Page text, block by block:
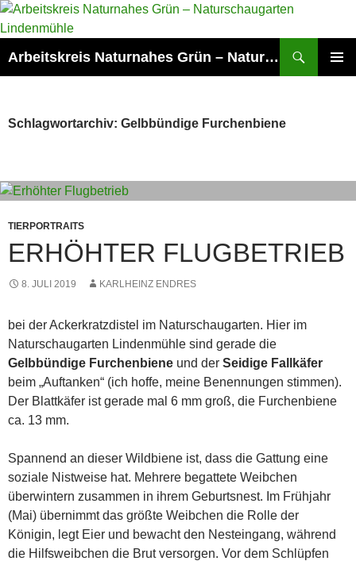
Zum
Inhalt
Arbeitskreis Naturnahes Grün – Naturschaugarten Lindenmühle
Schlagwortarchiv: Gelbbündige Furchenbiene
TIERPORTRAITS
ERHÖHTER FLUGBETRIEB
8. JULI 2019 KARLHEINZ ENDRES
bei der Ackerkratzdistel im Naturschaugarten. Hier im
Naturschaugarten Lindenmühle sind gerade die
Gelbbündige Furchenbiene und der Seidige Fallkäfer
beim „Auftanken“ (ich hoffe, meine Benennungen stimmen).
Der Blattkäfer ist gerade mal 6 mm groß, die Furchenbiene
ca. 13 mm.
Spannend an dieser Wildbiene ist, dass die Gattung eine
soziale Nistweise hat. Mehrere begattete Weibchen
überwintern zusammen in ihrem Geburtsnest. Im Frühjahr
(Mai) übernimmt das größte Weibchen die Rolle der
Königin, legt Eier und bewacht den Nesteingang, während
die Hilfsweibchen die Brut versorgen. Vor dem Schlüpfen